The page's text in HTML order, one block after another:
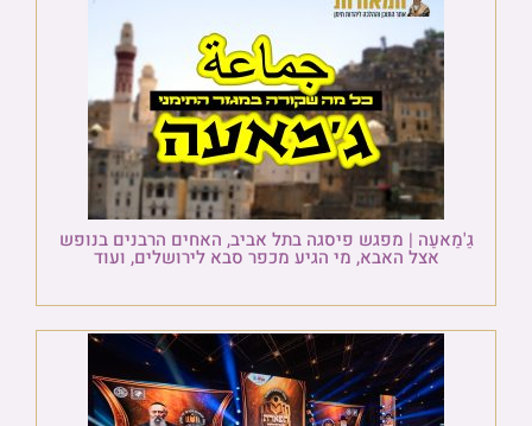
גַ'מַאעַה | מפגש פיסגה בתל אביב, האחים הרבנים בנופש
אצל האבא, מי הגיע מכפר סבא לירושלים, ועוד